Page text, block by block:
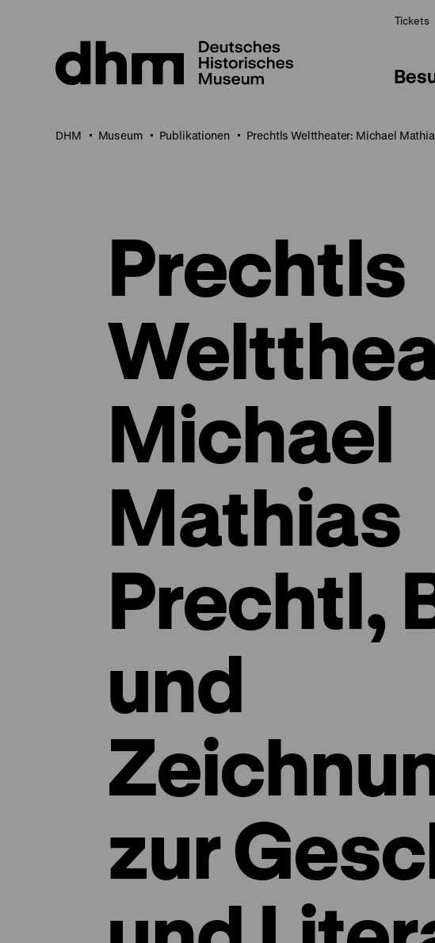
Seiteninhalt
springen
Tickets
DHM Museum Publikationen Prechtls Welttheater: Michael
Prechtls
Michael
Mathias
Prechtl,
und
zur